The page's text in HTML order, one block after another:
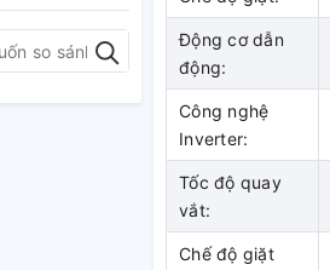
Động cơ dẫn
động:
Công nghệ
Inverter:
Tốc độ quay
vắt:
Chế độ giặt